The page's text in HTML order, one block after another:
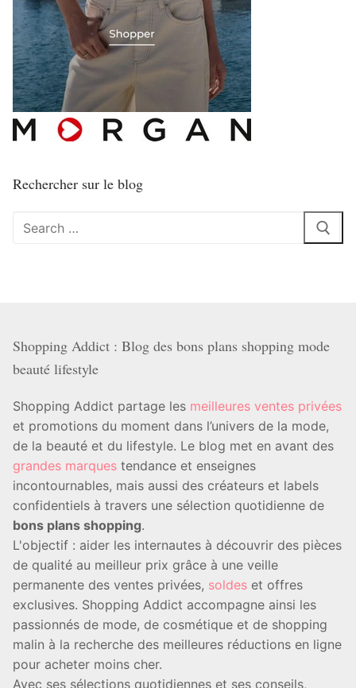
Rechercher sur le blog
Rechercher
Shopping Addict : Blog des bons plans shopping mode
beauté lifestyle
Shopping Addict partage les meilleures ventes privées
et promotions du moment dans l’univers de la mode,
de la beauté et du lifestyle. Le blog met en avant des
grandes marques tendance et enseignes
incontournables, mais aussi des créateurs et labels
confidentiels à travers une sélection quotidienne de
bons plans shopping.
L'objectif : aider les internautes à découvrir des pièces
de qualité au meilleur prix grâce à une veille
permanente des ventes privées, soldes et offres
exclusives. Shopping Addict accompagne ainsi les
passionnés de mode, de cosmétique et de shopping
malin à la recherche des meilleures réductions en ligne
pour acheter moins cher.
Avec ses sélections quotidiennes et ses conseils,